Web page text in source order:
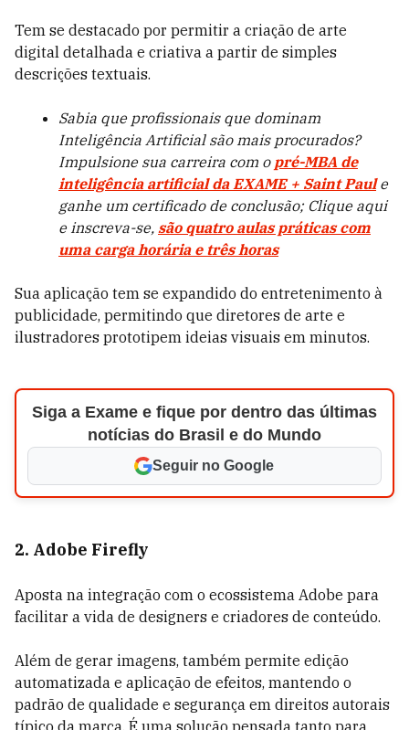
Tem se destacado por permitir a criação de arte
digital detalhada e criativa a partir de simples
descrições textuais.
Sabia que profissionais que dominam
Inteligência Artificial são mais procurados?
Impulsione sua carreira com o pré-MBA de
inteligência artificial da EXAME + Saint Paule
ganhe um certificado de conclusão; Clique aqui
e inscreva-se, são quatro aulas práticas com
uma carga horária e três horas
Sua aplicação tem se expandido do entretenimento à
publicidade, permitindo que diretores de arte e
ilustradores prototipem ideias visuais em minutos.
Siga a Exame e fique por dentro das últimas
notícias do Brasil e do Mundo
Seguir no Google
2. Adobe Firefly
Aposta na integração com o ecossistema Adobe para
facilitar a vida de designers e criadores de conteúdo.
Além de gerar imagens, também permite edição
automatizada e aplicação de efeitos, mantendo o
padrão de qualidade e segurança em direitos autorais
típico da marca. É uma solução pensada tanto para